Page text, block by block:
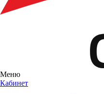
Меню
Кабинет